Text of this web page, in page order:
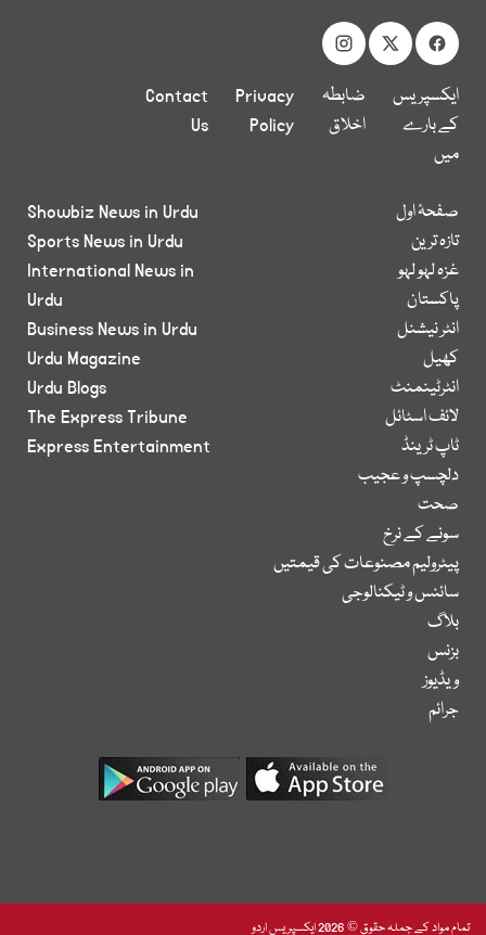
ایکسپریس
کے بارے
میں
ضابطہ
اخلاق
Privacy
Policy
Contact
Us
صفحۂ اول
تازہ ترین
غزہ لہو لہو
پاکستان
انٹر نیشنل
کھیل
انٹرٹینمنٹ
لائف اسٹائل
ٹاپ ٹرینڈ
دلچسپ و عجیب
صحت
سونے کے نرخ
پیٹرولیم مصنوعات کی قیمتیں
سائنس و ٹیکنالوجی
بلاگ
بزنس
ویڈیوز
جرائم
Showbiz News in Urdu
Sports News in Urdu
International News in
Urdu
Business News in Urdu
Urdu Magazine
Urdu Blogs
The Express Tribune
Express Entertainment
تمام مواد کے جملہ حقوق © 2026 ایکسپریس اردو